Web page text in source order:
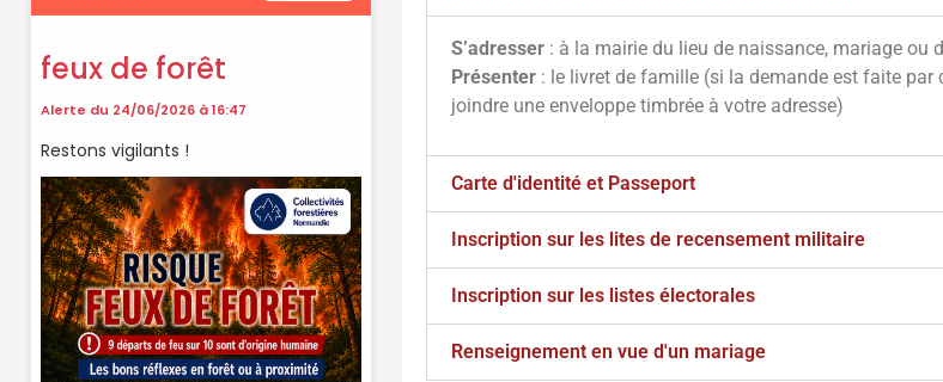
Faîtes vos démarches en ligne sur notre site en
cliquant sur le bouton ci-dessous
Vos démarches
S’adresser : à la mairie du lieu de naissance, mariage ou
Présenter : le livret de famille (si la demande est faite par
joindre une enveloppe timbrée à votre adresse)
Carte d'identité et Passeport
Inscription sur les lites de recensement militaire
Inscription sur les listes électorales
Renseignement en vue d'un mariage